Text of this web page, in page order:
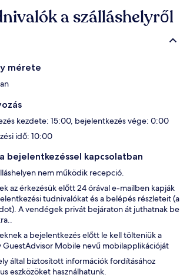
a szálláshelyről
mérete
kezdete: 15:00, bejelentkezés vége: 0:00
idő: 10:00
bejelentkezéssel kapcsolatban
nem működik recepció.
az érkezésük előtt 24 órával e-mailben kapják
tudnivalókat és a belépés részleteit (a
A vendégek privát bejáraton át juthatnak be
a bejelentkezés előtt le kell tölteniük a
GuestAdvisor Mobile nevű mobilapplikációját
által biztosított információk fordításához
eszközöket használhatunk.